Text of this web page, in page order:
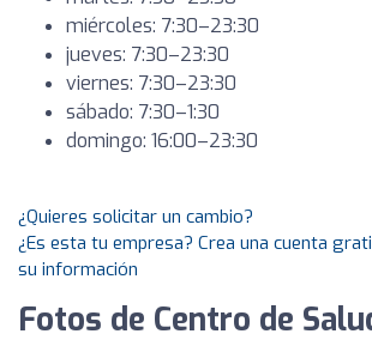
miércoles: 7:30–23:30
jueves: 7:30–23:30
viernes: 7:30–23:30
sábado: 7:30–1:30
domingo: 16:00–23:30
¿Quieres solicitar un cambio?
¿Es esta tu empresa? Crea una cuenta
su información
Fotos de Centro de